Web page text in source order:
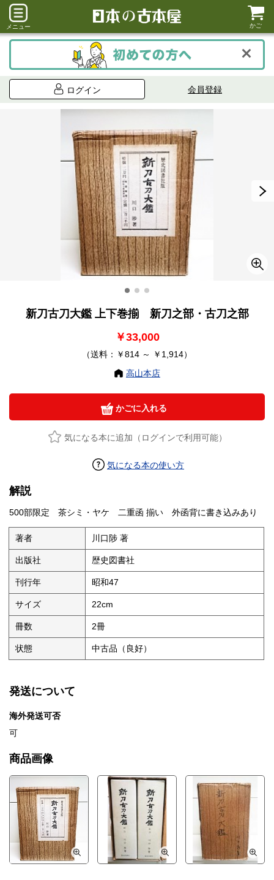
メニュー かご
ログイン 会員登録
新刀古刀大鑑 上下巻揃 新刀之部・古刀之部
￥33,000
（送料：￥814 ～ ￥1,914）
高山本店
かごに入れる
気になる本に追加（ログインで利用可能）
気になる本の使い方
解説
500部限定 茶シミ・ヤケ 二重函 揃い 外函背に書き込みあり
著者 川口陟 著
出版社 歴史図書社
刊行年 昭和47
サイズ 22cm
冊数 2冊
状態 中古品（良好）
発送について
海外発送可否
可
商品画像